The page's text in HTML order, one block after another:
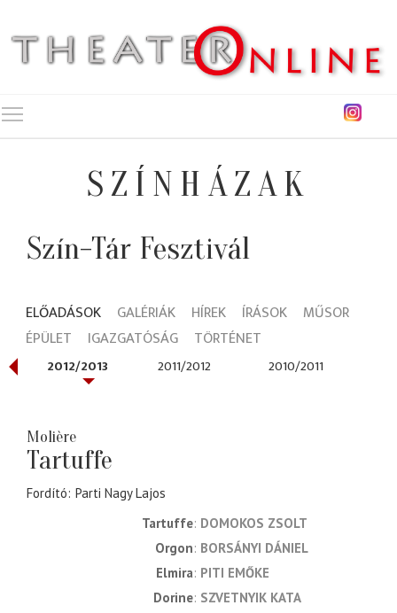
SZÍNHÁZAK
Szín-Tár Fesztivál
ELŐADÁSOK GALÉRIÁK HÍREK ÍRÁSOK
MŰSOR
ÉPÜLET
IGAZGATÓSÁG TÖRTÉNET
2012/2013 2011/2012 2010/2011
Molière
Tartuffe
Fordító Parti Nagy Lajos
Tartuffe DOMOKOS ZSOLT
Orgon BORSÁNYI DÁNIEL
Elmira PITI EMŐKE
Dorine SZVETNYIK KATA